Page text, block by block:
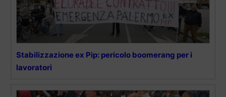
Stabilizzazione ex Pip: pericolo boomerang per i
lavoratori